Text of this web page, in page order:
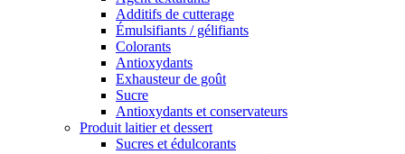
Additifs de cutterage
Émulsifiants / gélifiants
Colorants
Antioxydants
Exhausteur de goût
Sucre
Antioxydants et conservateurs
Produit laitier et dessert
Sucres et édulcorants